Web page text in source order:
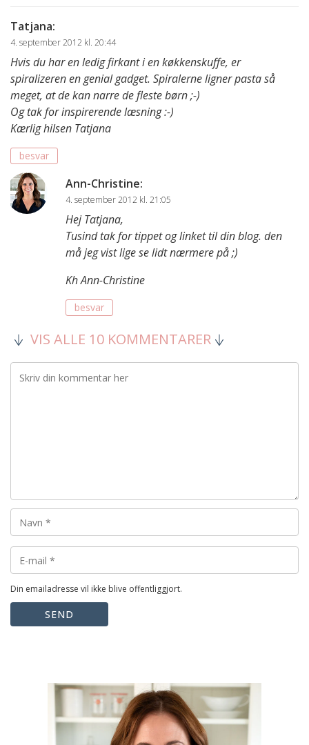
Tatjana:
4. september 2012 kl. 20:44
Hvis du har en ledig firkant i en køkkenskuffe, er
spiralizeren en genial gadget. Spiralerne ligner pasta så
meget, at de kan narre de fleste børn ;-)
Og tak for inspirerende læsning :-)
Kærlig hilsen Tatjana
besvar
Ann-Christine:
4. september 2012 kl. 21:05
Hej Tatjana,
Tusind tak for tippet og linket til din blog. den
må jeg vist lige se lidt nærmere på ;)
Kh Ann-Christine
besvar
VIS ALLE 10 KOMMENTARER
Din emailadresse vil ikke blive offentliggjort.
SEND